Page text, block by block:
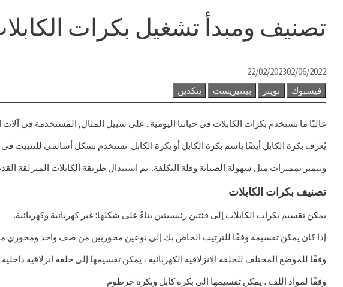
تصنيف ومبدأ تشغيل بكرات
22/02/202302/06/2022
فيسبوك
تويتر بينتيريست ينكدين
غالبًا ما تستخدم بكرات الكابلات في حياتنا اليومية.. علي سبيل المثال, المستخدمة في آلات
يُعرف بكرة الكابل أيضًا باسم بكرة الكابل أو بكرة الكابل. تستخدم بشكل أساسي للتثبيت
وتتميز بمميزات مثل سهولة الصيانة وقلة التكلفة.. تم استبدال طريقة الكابلات المنزلقة
تصنيف بكرات الكابلات
يمكن تقسيم بكرات الكابلات إلى فئتين رئيسيتين بناءً على شكلها: غير كهربائية وكهربائية.
إذا كان يمكن تقسيمه وفقًا للترتيب الخاص بك إلى نوعين محوريين من صف واحد ومحوري
وفقًا للموضع المختلف للحلقة الانزلاقية الكهربائية ، يمكن تقسيمها إلى حلقة انزلاقية
وفقًا لمواد اللف ، يمكن تقسيمها إلى بكرة كابل وبكرة خرطوم.